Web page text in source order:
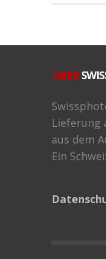
ÜBER
Lieferung
aus dem
Ein